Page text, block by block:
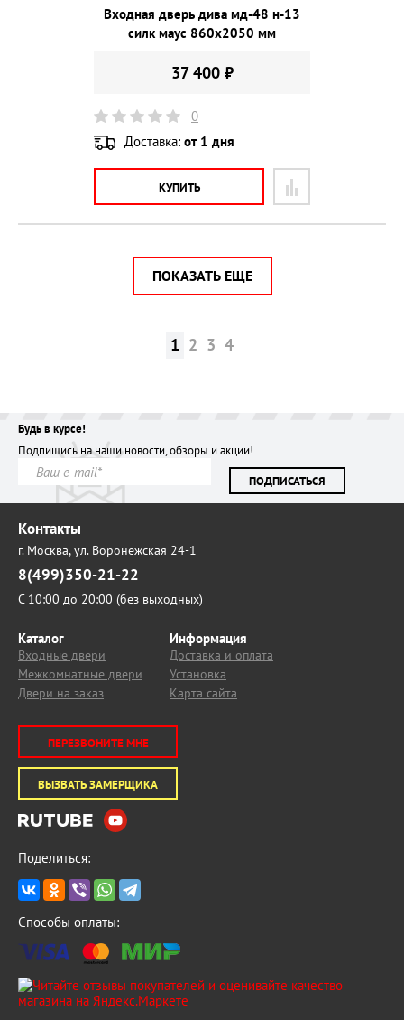
Входная дверь дива мд-48 н-13
силк маус 860х2050 мм
37 400 ₽
0
Доставка: от 1 дня
КУПИТЬ
ПОКАЗАТЬ ЕЩЕ
1 2 3 4
Будь в курсе!
Подпишись на наши новости, обзоры и акции!
ПОДПИСАТЬСЯ
Контакты
г. Москва,ул. Воронежская 24-1
8(499)350-21-22
С 10:00 до 20:00 (без выходных)
Каталог
Входные двери
Межкомнатные двери
Двери на заказ
Информация
Доставка и оплата
Установка
Карта сайта
ПЕРЕЗВОНИТЕ МНЕ
ВЫЗВАТЬ ЗАМЕРЩИКА
Поделиться:
Способы оплаты: